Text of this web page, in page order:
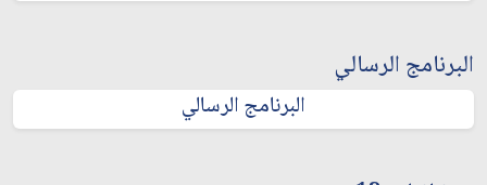
البرنامج الرسالي
البرنامج الرسالي